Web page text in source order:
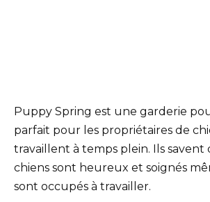
Puppy Spring est une garderie
parfait pour les propriétaires de
travaillent à temps plein. Ils savent
chiens sont heureux et soignés
sont occupés à travailler.